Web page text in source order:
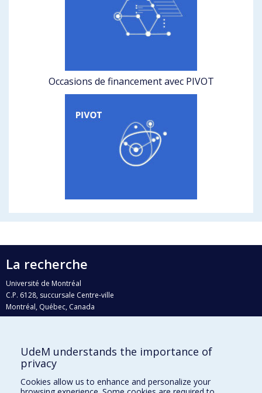
Occasions de financement avec PIVOT
La recherche
Université de Montréal
C.P. 6128, succursale Centre-ville
Montréal, Québec, Canada
H3C 3J7
Qui fait quoi?
Nous trouver
UdeM understands the importance of
privacy
Cookies allow us to enhance and personalize your